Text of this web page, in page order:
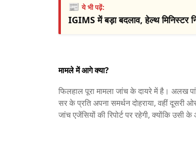
📰ये भी पढ़ें:
IGIMS में बड़ा बदलाव, हेल्थ मिनिस्टर
मामले में आगे क्या?
फिलहाल पूरा मामला जांच के दायरे में है। अलख
सर के प्रति अपना समर्थन दोहराया, वहीं दूसरी
जांच एजेंसियों की रिपोर्ट पर रहेगी, क्योंकि उसी